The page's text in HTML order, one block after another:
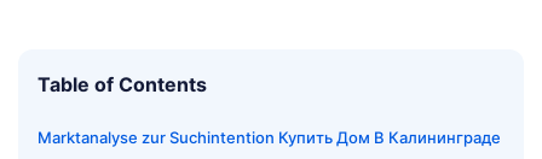
Table of Contents
Marktanalyse zur Suchintention Купить Дом В Калининграде